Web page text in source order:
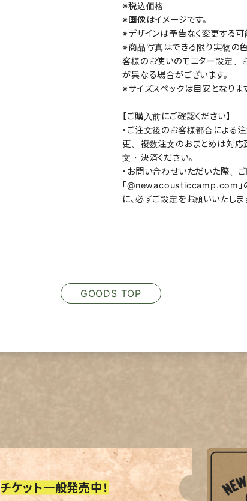
※税込価格
※画像はイメージです。
※デザインは予告なく変更する可
※商品写真はできる限り実物の
客様のお使いのモニター設定、
が異なる場合がございます。
※サイズスペックは目安となりま
【ご購入前にご確認ください】
・ご注文後のお客様都合による
更、複数注文のおまとめは対応
文・決済ください。
・お問い合わせいただいた際、
「@newacousticcamp.com」
に、必ずご設定をお願いいたしま
GOODS TOP
チケット一般発売中！